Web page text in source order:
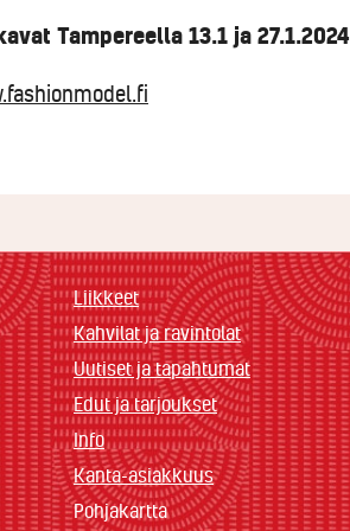
Tampereella 13.1 ja 27.1.2024
Liikkeet
Kahvilat ja ravintolat
Uutiset ja tapahtumat
Edut ja tarjoukset
Info
Kanta-asiakkuus
Pohjakartta